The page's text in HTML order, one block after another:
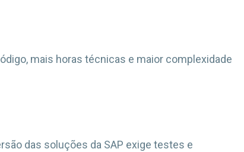
mais horas técnicas e maior complexidade
das soluções da SAP exige testes e